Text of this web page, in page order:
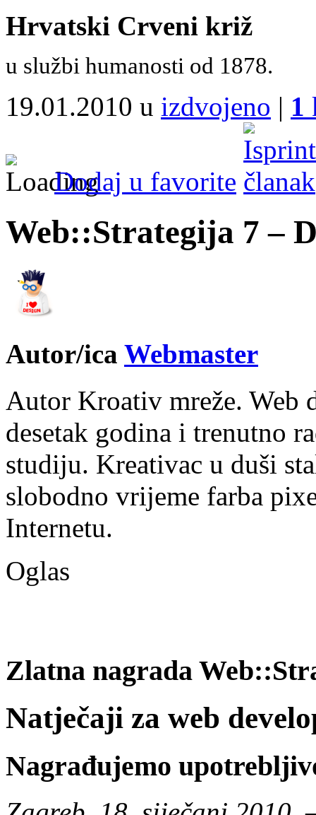
Hrvatski Crveni križ
u službi humanosti od 1878.
19.01.2010 u izdvojeno | 1
Dodaj u favorite
Web::Strategija 7 –
Autor/ica Webmaster
Autor Kroativ mreže. Web
desetak godina i trenutno
studiju. Kreativac u duši
slobodno vrijeme farba
Internetu.
Oglas
Zlatna nagrada
Natječaji za web
Nagrađujemo